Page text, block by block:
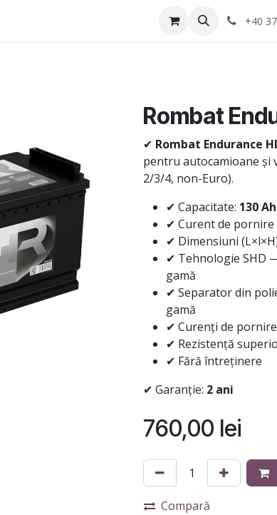
Service-uri montaj +40
Rombat
✔ Rombat Endurance
pentru autocamioane și
2/3/4, non-Euro).
✔ Capacitate: 130 Ah
✔ Curent de pornire
✔ Dimensiuni
✔ Tehnologie SHD
gamă
✔ Separator din
gamă
✔ Curenți de
✔ Rezistență
✔ Fără întreținere
✔ Garanție: 2 ani
760,00 lei
Compară